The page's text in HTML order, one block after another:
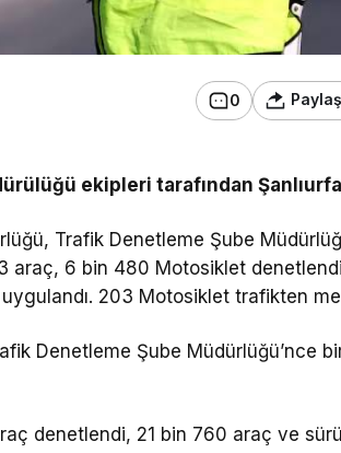
0 Paylaş
ekipleri tarafından
Trafik Denetleme Şube
araç, 6 bin 480 Motosiklet
203 Motosiklet trafikten
Denetleme Şube Müdürlüğü’nce
denetlendi, 21 bin 760 araç ve